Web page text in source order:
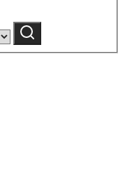
category:
Caută